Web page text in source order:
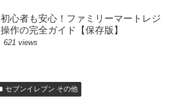
初心者も安心！ファミリーマートレジ
操作の完全ガイド【保存版】
621 views
セブンイレブン その他